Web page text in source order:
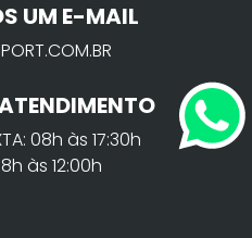
UM E-MAIL
08h às 17:30h
às 12:00h